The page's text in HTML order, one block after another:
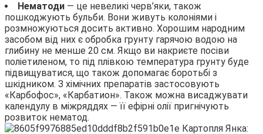
Нематоди — це невеликі черв’яки, також
пошкоджують бульби. Вони живуть колоніями і
розмножуються досить активно. Хорошим народним
засобом від них є обробка грунту гарячою водою на
глибину не менше 20 см. Якщо ви накриєте посіви
поліетиленом, то під плівкою температура грунту буде
підвищуватися, що також допомагає боротьбі з
шкідником. З хімічних препаратів застосовують
«Карбофос», «Карбатион». Також можна висаджувати
календулу в міжряддях — її ефірні олії пригнічують
розвиток нематод.